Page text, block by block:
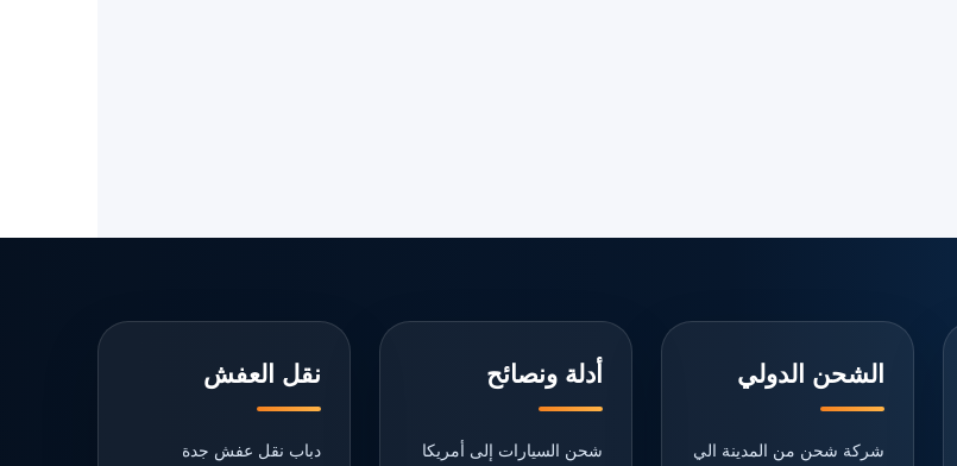
الشحن الدولي
شركة شحن من المدينة الي
أدلة ونصائح
شحن السيارات إلى أمريكا
نقل العفش
دباب نقل عفش جدة